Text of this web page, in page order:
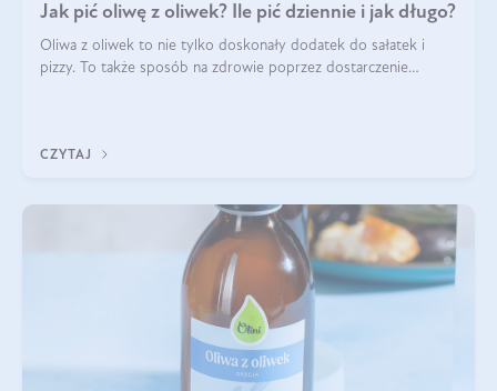
Jak pić oliwę z oliwek? Ile pić dziennie i jak długo?
Oliwa z oliwek to nie tylko doskonały dodatek do sałatek i
pizzy. To także sposób na zdrowie poprzez dostarczenie
CZYTAJ